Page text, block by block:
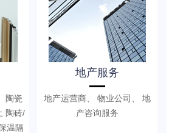
陶瓷
陶砖/
温隔
地产服务
地产运营商、 物业公司、 地
产咨询服务